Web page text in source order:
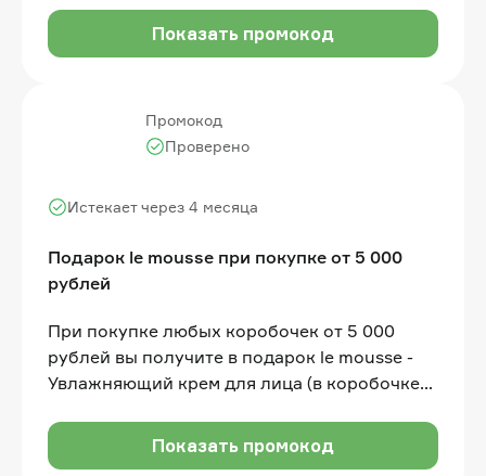
Показать промокод
Промокод
Подарок le mousse при покупке от 5 000
рублей
Истекает через 4 месяца
Проверено
При покупке любых коробочек от 5 000
рублей вы получите в подарок le mousse -
Увлажняющий крем для лица (в коробочке
500 рублей) Показать промокод